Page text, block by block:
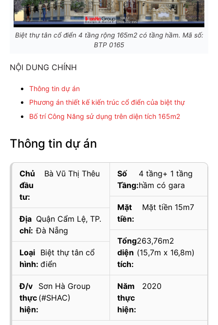
Biệt thự tân cổ điển 4 tầng rộng 165m2 có tầng hầm. Mã số:
BTP 0165
NỘI DUNG CHÍNH
Thông tin dự án
Phương án thiết kế kiến trúc cổ điển của biệt thự
Bố trí Công Năng sử dụng trên diện tích 165m2
Thông tin dự án
Chủ
đầu
tư:
Bà Vũ Thị Thêu
Địa
chỉ:
Quận Cẩm Lệ, TP.
Đà Nẵng
Loại
hình:
Biệt thự tân cổ
điển
Đ/v
thực
hiện:
Sơn Hà Group
(#SHAC)
Số
Tầng:
4 tầng+ 1 tầng
hầm có gara
Mặt
tiền:
Mặt tiền 15m7
Tổng
diện
tích:
263,76m2
(15,7m x 16,8m)
Năm
thực
hiện:
2020